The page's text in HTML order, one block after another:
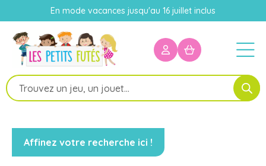
En mode vacances jusqu'au 16 juillet inclus
Recherche
de
produits
Affinez votre recherche ici !